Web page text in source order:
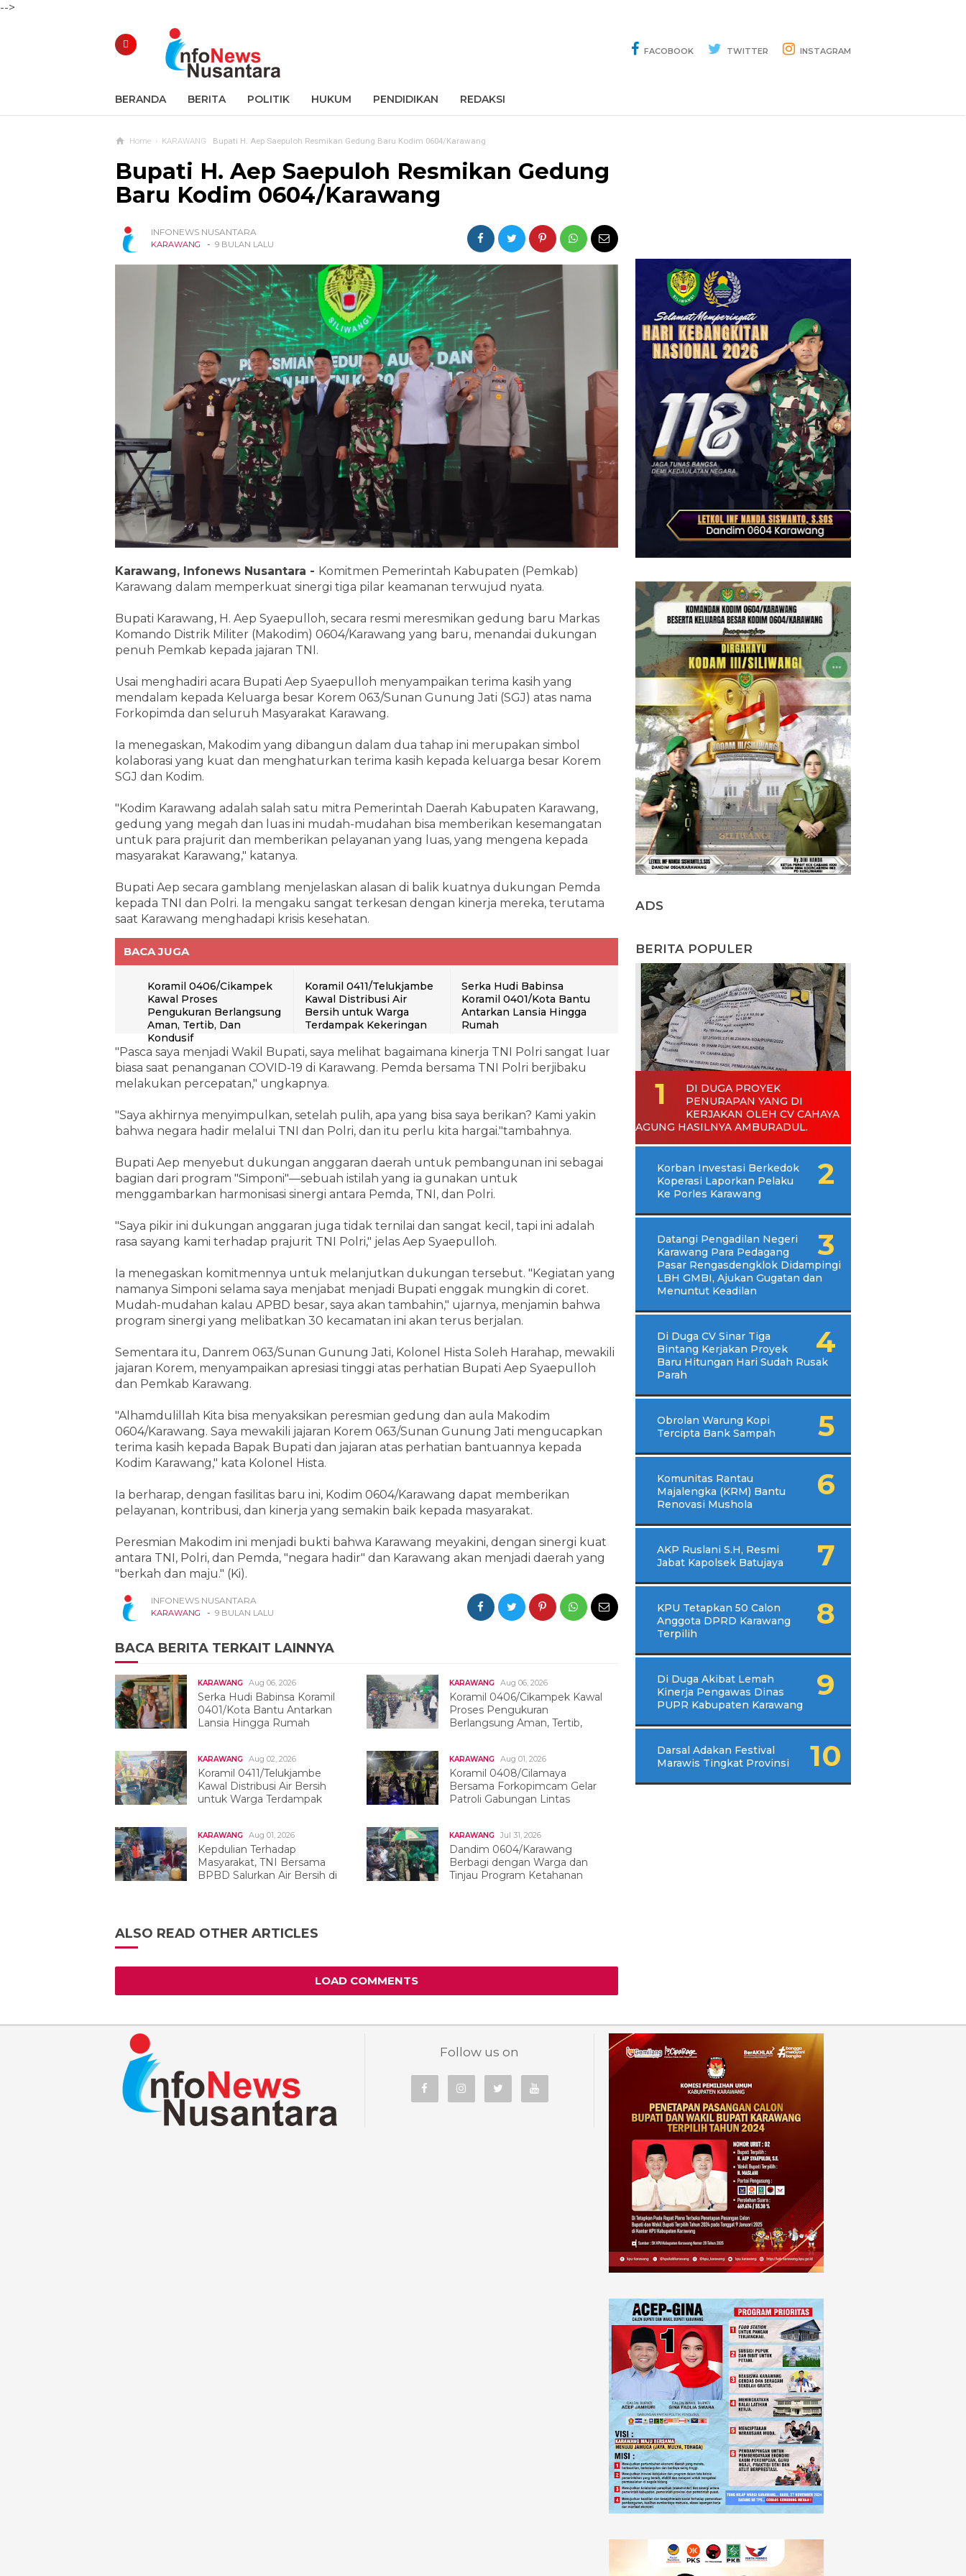
-->
FACOBOOK TWITTER INSTAGRAM
BERANDA BERITA POLITIK HUKUM PENDIDIKAN REDAKSI
Home › KARAWANG Bupati H. Aep Saepuloh Resmikan Gedung Baru Kodim 0604/Karawang
Bupati H. Aep Saepuloh Resmikan Gedung
Baru Kodim 0604/Karawang
INFONEWS NUSANTARA
KARAWANG - 9 BULAN LALU
Karawang, Infonews Nusantara - Komitmen Pemerintah Kabupaten (Pemkab)
Karawang dalam memperkuat sinergi tiga pilar keamanan terwujud nyata.
Bupati Karawang, H. Aep Syaepulloh, secara resmi meresmikan gedung baru Markas
Komando Distrik Militer (Makodim) 0604/Karawang yang baru, menandai dukungan
penuh Pemkab kepada jajaran TNI.
Usai menghadiri acara Bupati Aep Syaepulloh menyampaikan terima kasih yang
mendalam kepada Keluarga besar Korem 063/Sunan Gunung Jati (SGJ) atas nama
Forkopimda dan seluruh Masyarakat Karawang.
Ia menegaskan, Makodim yang dibangun dalam dua tahap ini merupakan simbol
kolaborasi yang kuat dan menghaturkan terima kasih kepada keluarga besar Korem
SGJ dan Kodim.
"Kodim Karawang adalah salah satu mitra Pemerintah Daerah Kabupaten Karawang,
gedung yang megah dan luas ini mudah-mudahan bisa memberikan kesemangatan
untuk para prajurit dan memberikan pelayanan yang luas, yang mengena kepada
masyarakat Karawang," katanya.
Bupati Aep secara gamblang menjelaskan alasan di balik kuatnya dukungan Pemda
kepada TNI dan Polri. Ia mengaku sangat terkesan dengan kinerja mereka, terutama
saat Karawang menghadapi krisis kesehatan.
BACA JUGA
Koramil 0406/Cikampek
Kawal Proses
Pengukuran Berlangsung
Aman, Tertib, Dan
Kondusif
Koramil 0411/Telukjambe
Kawal Distribusi Air
Bersih untuk Warga
Terdampak Kekeringan
Serka Hudi Babinsa
Koramil 0401/Kota Bantu
Antarkan Lansia Hingga
Rumah
"Pasca saya menjadi Wakil Bupati, saya melihat bagaimana kinerja TNI Polri sangat luar
biasa saat penanganan COVID-19 di Karawang. Pemda bersama TNI Polri berjibaku
melakukan percepatan," ungkapnya.
"Saya akhirnya menyimpulkan, setelah pulih, apa yang bisa saya berikan? Kami yakin
bahwa negara hadir melalui TNI dan Polri, dan itu perlu kita hargai."tambahnya.
Bupati Aep menyebut dukungan anggaran daerah untuk pembangunan ini sebagai
bagian dari program "Simponi"—sebuah istilah yang ia gunakan untuk
menggambarkan harmonisasi sinergi antara Pemda, TNI, dan Polri.
"Saya pikir ini dukungan anggaran juga tidak ternilai dan sangat kecil, tapi ini adalah
rasa sayang kami terhadap prajurit TNI Polri," jelas Aep Syaepulloh.
Ia menegaskan komitmennya untuk melanjutkan dukungan tersebut. "Kegiatan yang
namanya Simponi selama saya menjabat menjadi Bupati enggak mungkin di coret.
Mudah-mudahan kalau APBD besar, saya akan tambahin," ujarnya, menjamin bahwa
program sinergi yang melibatkan 30 kecamatan ini akan terus berjalan.
Sementara itu, Danrem 063/Sunan Gunung Jati, Kolonel Hista Soleh Harahap, mewakili
jajaran Korem, menyampaikan apresiasi tinggi atas perhatian Bupati Aep Syaepulloh
dan Pemkab Karawang.
"Alhamdulillah Kita bisa menyaksikan peresmian gedung dan aula Makodim
0604/Karawang. Saya mewakili jajaran Korem 063/Sunan Gunung Jati mengucapkan
terima kasih kepada Bapak Bupati dan jajaran atas perhatian bantuannya kepada
Kodim Karawang," kata Kolonel Hista.
Ia berharap, dengan fasilitas baru ini, Kodim 0604/Karawang dapat memberikan
pelayanan, kontribusi, dan kinerja yang semakin baik kepada masyarakat.
Peresmian Makodim ini menjadi bukti bahwa Karawang meyakini, dengan sinergi kuat
antara TNI, Polri, dan Pemda, "negara hadir" dan Karawang akan menjadi daerah yang
"berkah dan maju." (Ki).
INFONEWS NUSANTARA
KARAWANG - 9 BULAN LALU
BACA BERITA TERKAIT LAINNYA
KARAWANG Aug 06, 2026
Serka Hudi Babinsa Koramil
0401/Kota Bantu Antarkan
Lansia Hingga Rumah
KARAWANG Aug 06, 2026
Koramil 0406/Cikampek Kawal
Proses Pengukuran
Berlangsung Aman, Tertib,
KARAWANG Aug 02, 2026
Koramil 0411/Telukjambe
Kawal Distribusi Air Bersih
untuk Warga Terdampak
KARAWANG Aug 01, 2026
Koramil 0408/Cilamaya
Bersama Forkopimcam Gelar
Patroli Gabungan Lintas
KARAWANG Aug 01, 2026
Kepdulian Terhadap
Masyarakat, TNI Bersama
BPBD Salurkan Air Bersih di
KARAWANG Jul 31, 2026
Dandim 0604/Karawang
Berbagi dengan Warga dan
Tinjau Program Ketahanan
ALSO READ OTHER ARTICLES
LOAD COMMENTS
ADS
BERITA POPULER
DI DUGA PROYEK
PENURAPAN YANG DI
KERJAKAN OLEH CV CAHAYA
AGUNG HASILNYA AMBURADUL.
Korban Investasi Berkedok
Koperasi Laporkan Pelaku
Ke Porles Karawang
Datangi Pengadilan Negeri
Karawang Para Pedagang
Pasar Rengasdengklok Didampingi
LBH GMBI, Ajukan Gugatan dan
Menuntut Keadilan
Di Duga CV Sinar Tiga
Bintang Kerjakan Proyek
Baru Hitungan Hari Sudah Rusak
Parah
Obrolan Warung Kopi
Tercipta Bank Sampah
Komunitas Rantau
Majalengka (KRM) Bantu
Renovasi Mushola
AKP Ruslani S.H, Resmi
Jabat Kapolsek Batujaya
KPU Tetapkan 50 Calon
Anggota DPRD Karawang
Terpilih
Di Duga Akibat Lemah
Kinerja Pengawas Dinas
PUPR Kabupaten Karawang
Darsal Adakan Festival
Marawis Tingkat Provinsi
Follow us on